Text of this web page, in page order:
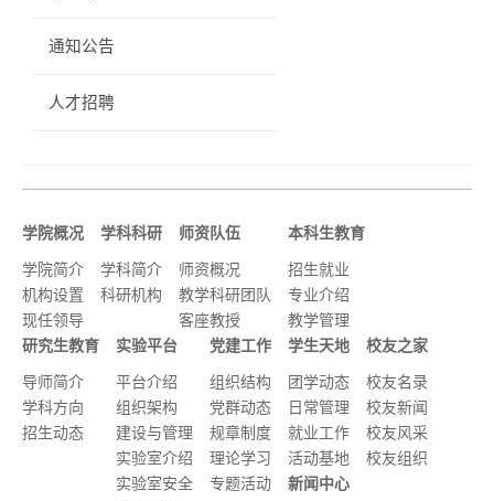
通知公告
人才招聘
学院概况
学院简介
机构设置
现任领导
学科科研
学科简介
科研机构
师资队伍
师资概况
教学科研团队
客座教授
本科生教育
招生就业
专业介绍
教学管理
研究生教育
导师简介
学科方向
招生动态
实验平台
平台介绍
组织架构
建设与管理
实验室介绍
实验室安全
党建工作
组织结构
党群动态
规章制度
理论学习
专题活动
学生天地
团学动态
日常管理
就业工作
活动基地
校友之家
校友名录
校友新闻
校友风采
校友组织
新闻中心